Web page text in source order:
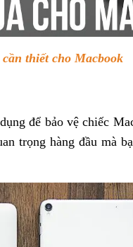
thiết cho Macbook
để bảo vệ chiếc
trọng hàng đầu mà